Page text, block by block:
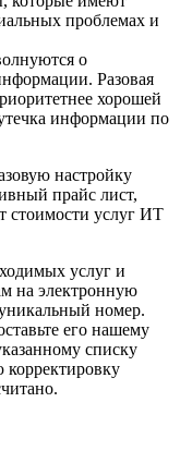
проблемах и
о
Разовая
хорошей
информации по
настройку
прайс лист,
стоимости услуг ИТ
услуг и
на электронную
номер.
его нашему
списку